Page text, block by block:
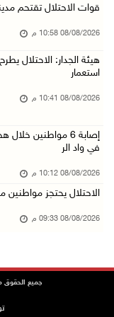
08/آب/2026 06:25 م
شعراء غزة يوثقون
08/آب/2026 06:23 م
08/آب/2026 05:52 م
الحايك: نقود جهودا
08/آب/2026 04:50 م
أطفال مبتورو
قوات الاحتلال تقتحم
08/08/2026 10:58 م
استعمار
08/08/2026 10:41 م
إصابة 6 مواطنين
في واد الر
08/08/2026 10:12 م
الاحتلال يحتجز
08/08/2026 09:33 م
جميع الحقوق